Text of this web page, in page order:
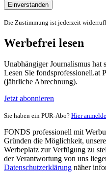
Einverstanden
Die Zustimmung ist jederzeit
Werbefrei lesen
Unabhängiger Journalismus hat
Lesen Sie fondsprofessionell.at
(jährliche Abrechnung).
Jetzt abonnieren
Sie haben ein PUR-Abo? Hier
FONDS professionell mit
Gründen die Möglichkeit,
Werbeplatz zur Verfügung zu
der Verantwortung von uns
Datenschutzerklärung näher